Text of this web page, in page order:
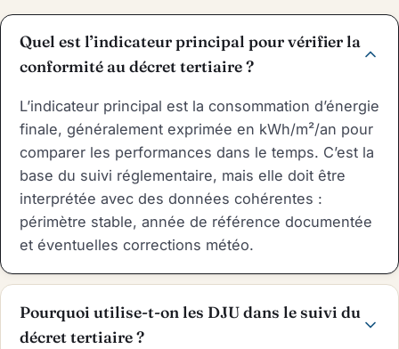
Quel est l’indicateur principal pour vérifier la
conformité au décret tertiaire ?
L’indicateur principal est la consommation d’énergie
finale, généralement exprimée en kWh/m²/an pour
comparer les performances dans le temps. C’est la
base du suivi réglementaire, mais elle doit être
interprétée avec des données cohérentes :
périmètre stable, année de référence documentée
et éventuelles corrections météo.
Pourquoi utilise-t-on les DJU dans le suivi du
décret tertiaire ?